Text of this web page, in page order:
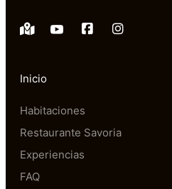
Inicio
Habitaciones
Restaurante Savoria
Experiencias
FAQ